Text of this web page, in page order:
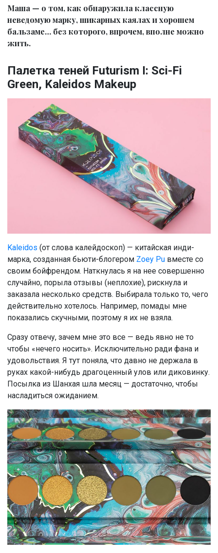
Маша — о том, как обнаружила классную
неведомую марку, шикарных каялах и хорошем
бальзаме… без которого, впрочем, вполне можно
жить.
Палетка теней Futurism I: Sci-Fi
Green, Kaleidos Makeup
Kaleidos (от слова калейдоскоп) — китайская инди-
марка, созданная бьюти-блогером Zoey Pu вместе со
своим бойфрендом. Наткнулась я на нее совершенно
случайно, порыла отзывы (неплохие), рискнула и
заказала несколько средств. Выбирала только то, чего
действительно хотелось. Например, помады мне
показались скучными, поэтому я их не взяла.
Сразу отвечу, зачем мне это все — ведь явно не то
чтобы «нечего носить». Исключительно ради фана и
удовольствия. Я тут поняла, что давно не держала в
руках какой-нибудь драгоценный улов или диковинку.
Посылка из Шанхая шла месяц — достаточно, чтобы
насладиться ожиданием.